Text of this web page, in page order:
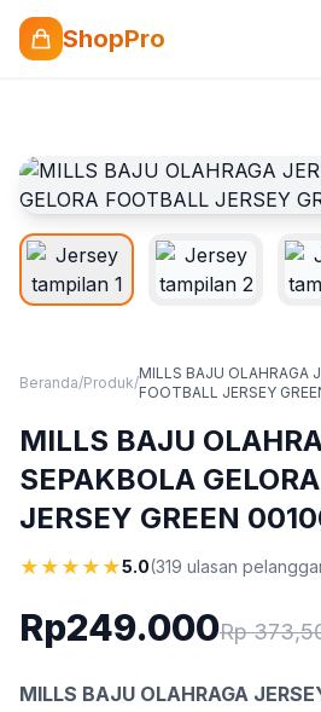
ShopPro
Beranda/Produk/
MILLS BAJU OLAHRAGA
FOOTBALL JERSEY
MILLS BAJU
SEPAKBOLA
JERSEY GREEN
★ ★ ★ ★ ★5.0(319 ulasan
Rp249.000Rp
MILLS BAJU OLAHRAGA